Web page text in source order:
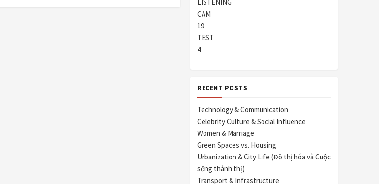
RECENT POSTS
Technology & Communication
Celebrity Culture & Social Influence
Women & Marriage
Green Spaces vs. Housing
Urbanization & City Life (Đô thị hóa và Cuộc
sống thành thị)
Transport & Infrastructure